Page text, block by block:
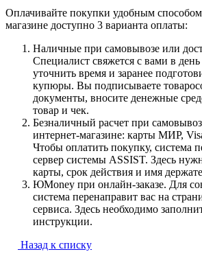
Оплачивайте покупки удобным
магазине доступно 3 варианта оплаты:
Наличные при самовывозе или
Специалист свяжется с вами в
уточнить время и заранее
купюры. Вы подписываете
документы, вносите денежные
товар и чек.
Безналичный расчет при
интернет-магазине: карты МИР,
Чтобы оплатить покупку, система
сервер системы ASSIST. Здесь
карты, срок действия и имя
ЮMoney при онлайн-заказе. Для
система перенаправит вас на
сервиса. Здесь необходимо
инструкции.
Назад к списку